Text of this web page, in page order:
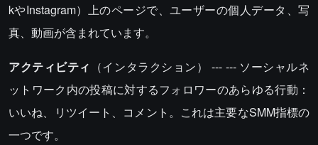
kやInstagram）上のページで、ユーザーの個人データ、写
真、動画が含まれています。
アクティビティ （インタラクション） --- --- ソーシャルネ
ットワーク内の投稿に対するフォロワーのあらゆる行動：
いいね、リツイート、コメント。これは主要なSMM指標の
一つです。